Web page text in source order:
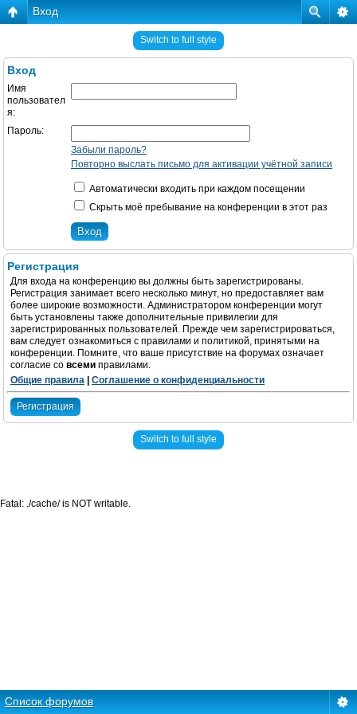
Вход
Switch to full style
Вход
Имя
пользовател
я:
Пароль:
Забыли пароль?
Повторно выслать письмо для активации учётной записи
Автоматически входить при каждом посещении
Скрыть моё пребывание на конференции в этот раз
Регистрация
Для входа на конференцию вы должны быть зарегистрированы.
Регистрация занимает всего несколько минут, но предоставляет вам
более широкие возможности. Администратором конференции могут
быть установлены также дополнительные привилегии для
зарегистрированных пользователей. Прежде чем зарегистрироваться,
вам следует ознакомиться с правилами и политикой, принятыми на
конференции. Помните, что ваше присутствие на форумах означает
согласие со всеми правилами.
Общие правила
Соглашение о конфиденциальности
Регистрация
Switch to full style
Список форумов
Fatal: ./cache/ is NOT writable.